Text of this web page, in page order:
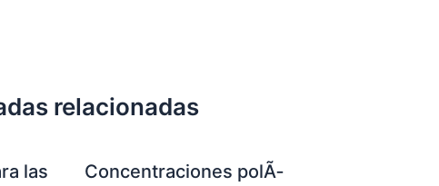
relacionadas
las
Concentraciones polÃ­